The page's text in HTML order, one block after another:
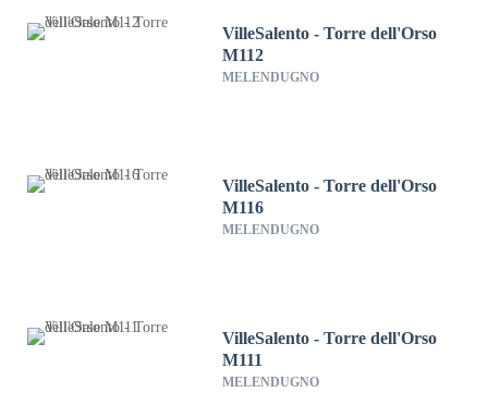
VilleSalento - Torre dell'Orso
M112
MELENDUGNO
VilleSalento - Torre dell'Orso
M116
MELENDUGNO
VilleSalento - Torre dell'Orso
M111
MELENDUGNO